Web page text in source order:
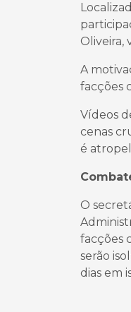
Oliveira,
A
facções
Vídeos
cenas
é
O
facções
serão
dias em